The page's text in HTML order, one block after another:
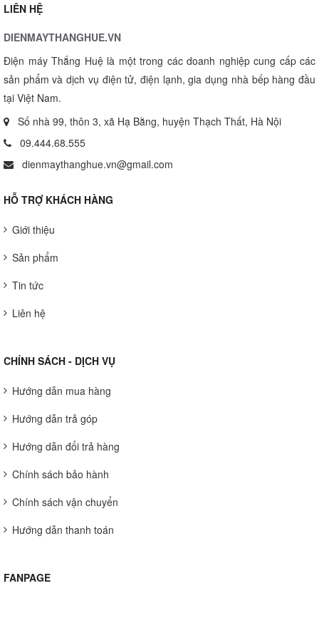
LIÊN HỆ
DIENMAYTHANGHUE.VN
Điện máy Thắng Huệ là một trong các doanh nghiệp cung cấp các
sản phẩm và dịch vụ điện tử, điện lạnh, gia dụng nhà bếp hàng đầu
tại Việt Nam.
Số nhà 99, thôn 3, xã Hạ Bằng, huyện Thạch Thất, Hà Nội
09.444.68.555
dienmaythanghue.vn@gmail.com
HỖ TRỢ KHÁCH HÀNG
Giới thiệu
Sản phẩm
Tin tức
Liên hệ
CHÍNH SÁCH - DỊCH VỤ
Hướng dẫn mua hàng
Hướng dẫn trả góp
Hướng dẫn đổi trả hàng
Chính sách bảo hành
Chính sách vận chuyển
Hướng dẫn thanh toán
FANPAGE